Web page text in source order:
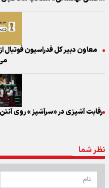
معاون دبیر کل فدراسیون فوتبال
رقابت آشپزی در «سرآشپز » روی
نظر شما